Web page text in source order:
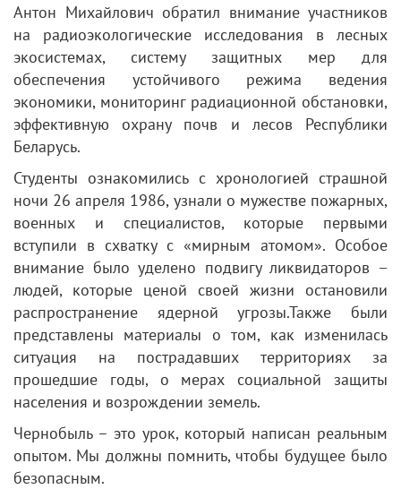
Антон Михайлович обратил внимание участников
на радиоэкологические исследования в лесных
экосистемах, систему защитных мер для
обеспечения устойчивого режима ведения
экономики, мониторинг радиационной обстановки,
эффективную охрану почв и лесов Республики
Беларусь.
Студенты ознакомились с хронологией страшной
ночи 26 апреля 1986, узнали о мужестве пожарных,
военных и специалистов, которые первыми
вступили в схватку с «мирным атомом». Особое
внимание было уделено подвигу ликвидаторов −
людей, которые ценой своей жизни остановили
распространение ядерной угрозы.Также были
представлены материалы о том, как изменилась
ситуация на пострадавших территориях за
прошедшие годы, о мерах социальной защиты
населения и возрождении земель.
Чернобыль – это урок, который написан реальным
опытом. Мы должны помнить, чтобы будущее было
безопасным.